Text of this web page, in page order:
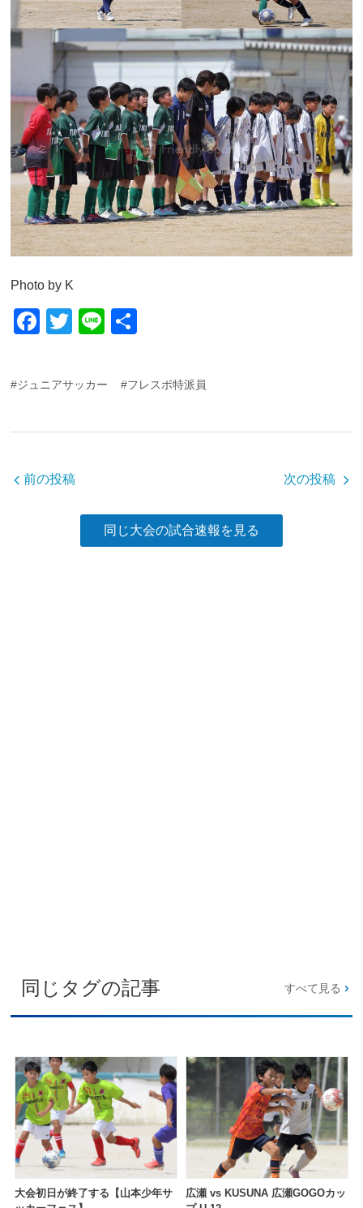
Photo by K
F
c
e
b
o
T
er
Li
#ジュニアサッカー #フレスポ特派員
前の投稿 次の投稿
同じ大会の試合速報を見る
同じタグの記事 すべて見る
大会初日が終了する【山本少年サ
広瀬 vs KUSUNA 広瀬GOGOカッ